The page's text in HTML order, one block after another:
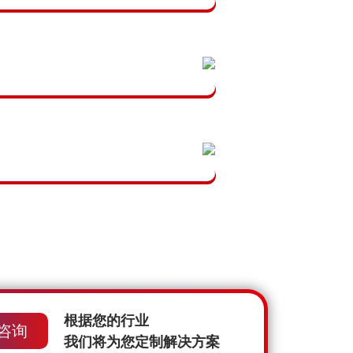
询
根据您的行业
我们将为您定制解决方案